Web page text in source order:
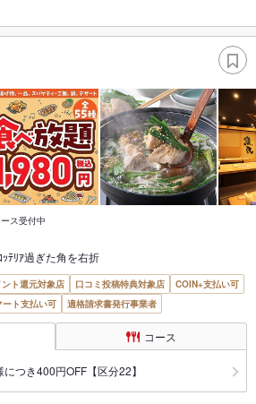
ス受付中
ﾃﾘｱ過ぎた角を右折
ト還元対象店 口コミ投稿特典対象店
COIN+支払い可
ート支払い可 適格請求書発行事業者
コース
つき400円OFF【区分22】